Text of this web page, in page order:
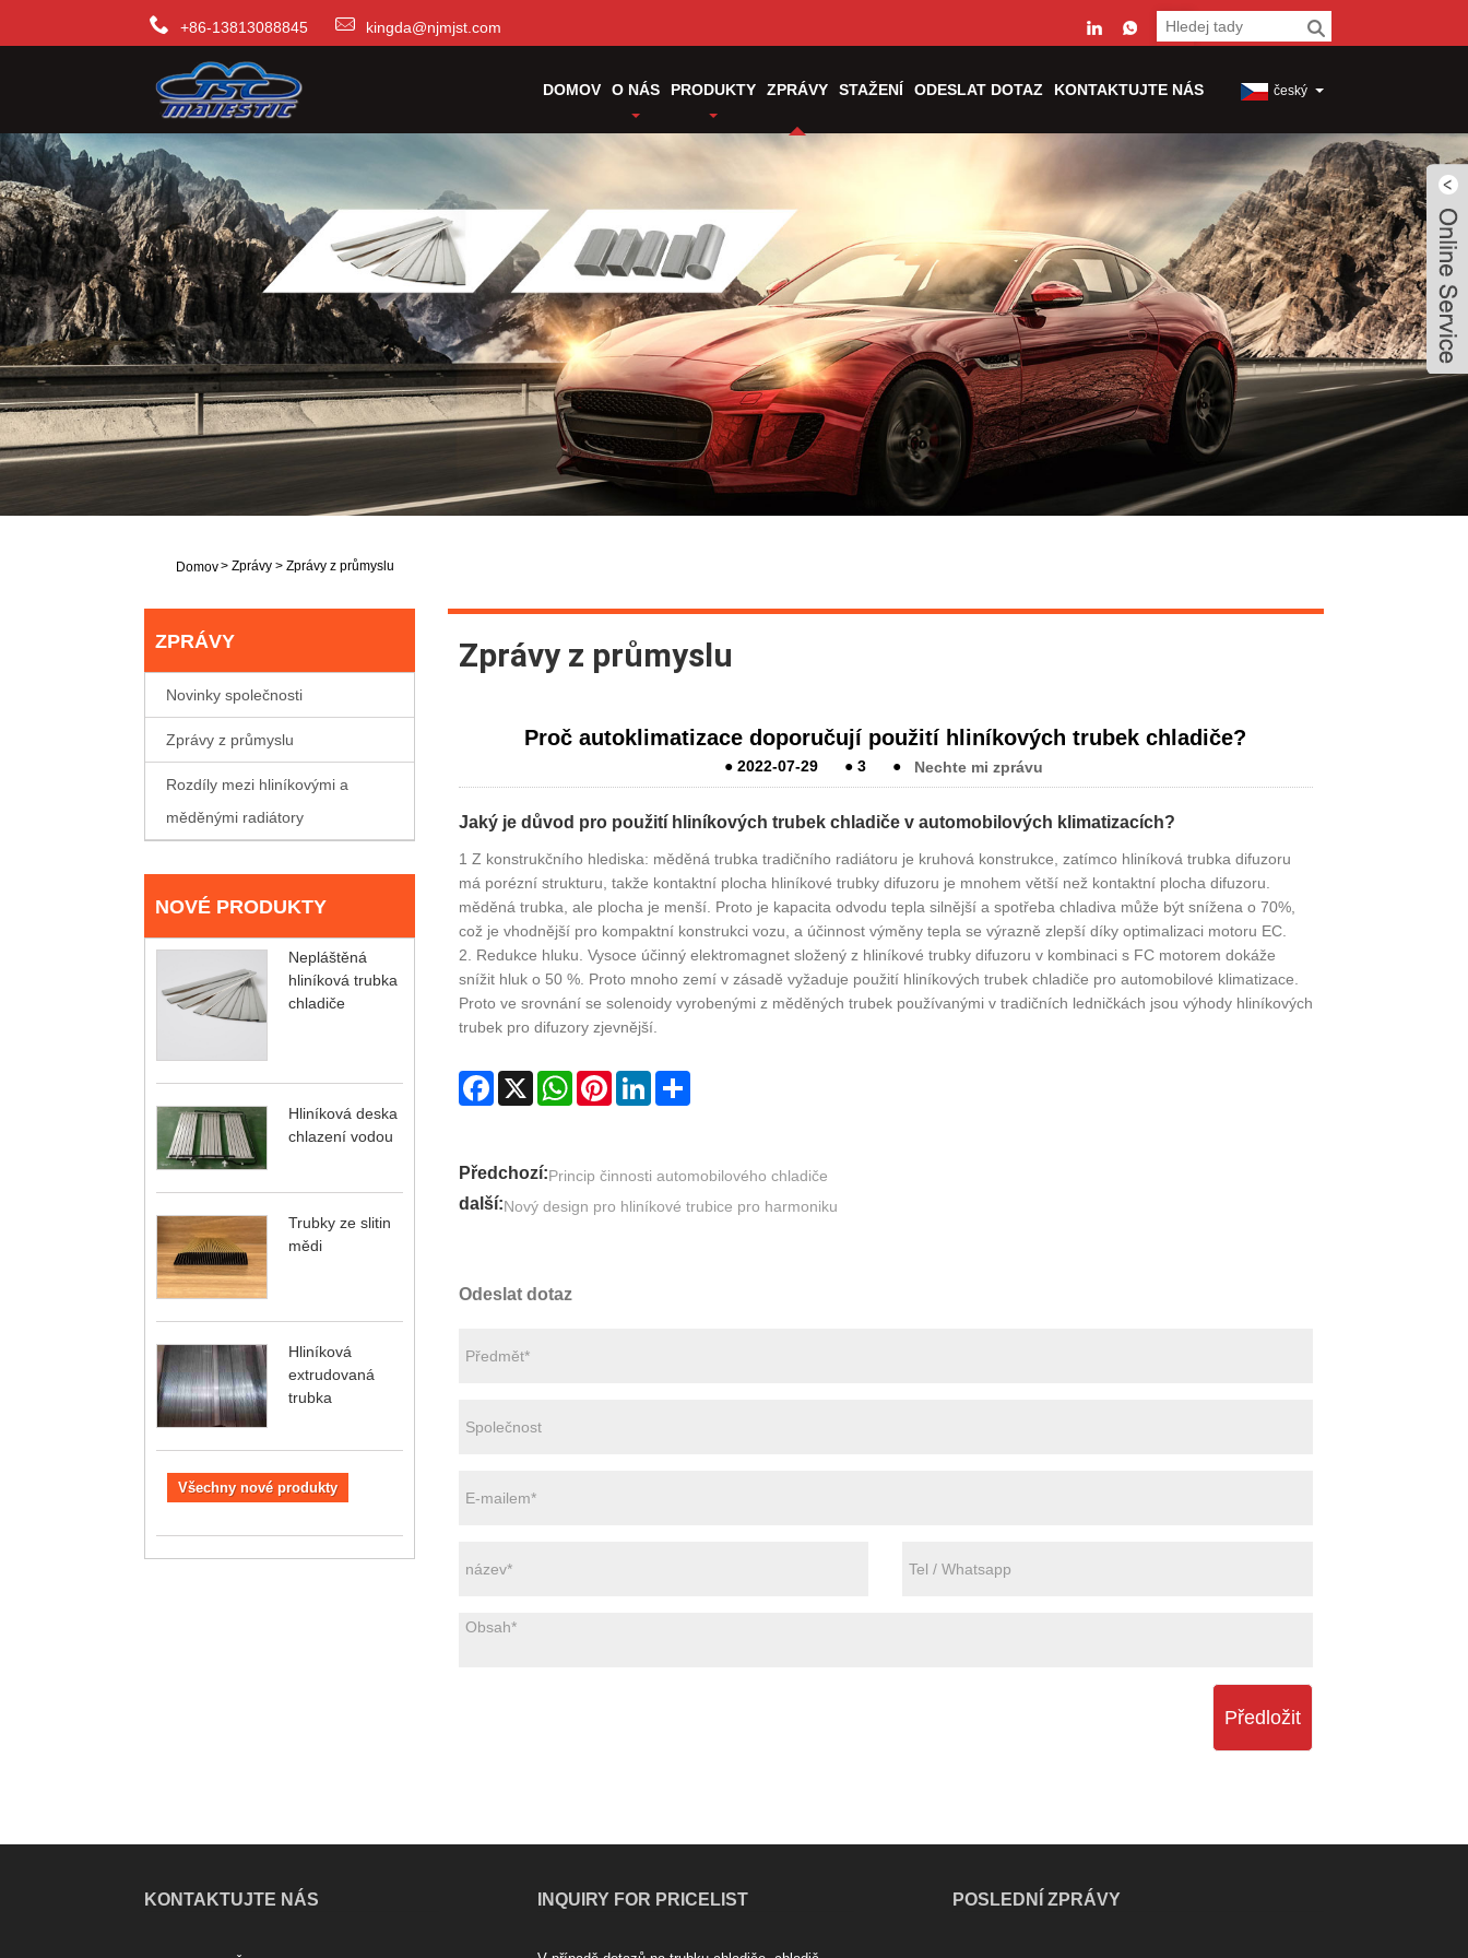
+86-13813088845 kingda@njmjst.com
DOMOV O NÁS PRODUKTY ZPRÁVY STAŽENÍ ODESLAT DOTAZ KONTAKTUJTE NÁS český
Domov> Zprávy > Zprávy z průmyslu
ZPRÁVY
Novinky společnosti
Zprávy z průmyslu
Rozdíly mezi hliníkovými a
měděnými radiátory
NOVÉ PRODUKTY
Nepláštěná
hliníková trubka
chladiče
Hliníková deska
chlazení vodou
Trubky ze slitin
mědi
Hliníková
extrudovaná
trubka
Všechny nové produkty
Zprávy z průmyslu
Proč autoklimatizace doporučují použití hliníkových trubek chladiče?
● 2022-07-29 ● 3 ● Nechte mi zprávu
Jaký je důvod pro použití hliníkových trubek chladiče v automobilových klimatizacích?
1 Z konstrukčního hlediska: měděná trubka tradičního radiátoru je kruhová konstrukce, zatímco hliníková trubka difuzoru
má porézní strukturu, takže kontaktní plocha hliníkové trubky difuzoru je mnohem větší než kontaktní plocha difuzoru.
měděná trubka, ale plocha je menší. Proto je kapacita odvodu tepla silnější a spotřeba chladiva může být snížena o 70%,
což je vhodnější pro kompaktní konstrukci vozu, a účinnost výměny tepla se výrazně zlepší díky optimalizaci motoru EC.
2. Redukce hluku. Vysoce účinný elektromagnet složený z hliníkové trubky difuzoru v kombinaci s FC motorem dokáže
snížit hluk o 50 %. Proto mnoho zemí v zásadě vyžaduje použití hliníkových trubek chladiče pro automobilové klimatizace.
Proto ve srovnání se solenoidy vyrobenými z měděných trubek používanými v tradičních ledničkách jsou výhody hliníkových
trubek pro difuzory zjevnější.
Facebook
X WhatsAppPinterestLinkedInShare
Předchozí:Princip činnosti automobilového chladiče
další:Nový design pro hliníkové trubice pro harmoniku
Odeslat dotaz
Předložit
KONTAKTUJTE NÁS INQUIRY FOR PRICELIST POSLEDNÍ ZPRÁVY